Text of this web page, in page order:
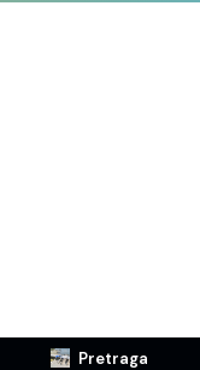
Pretraga